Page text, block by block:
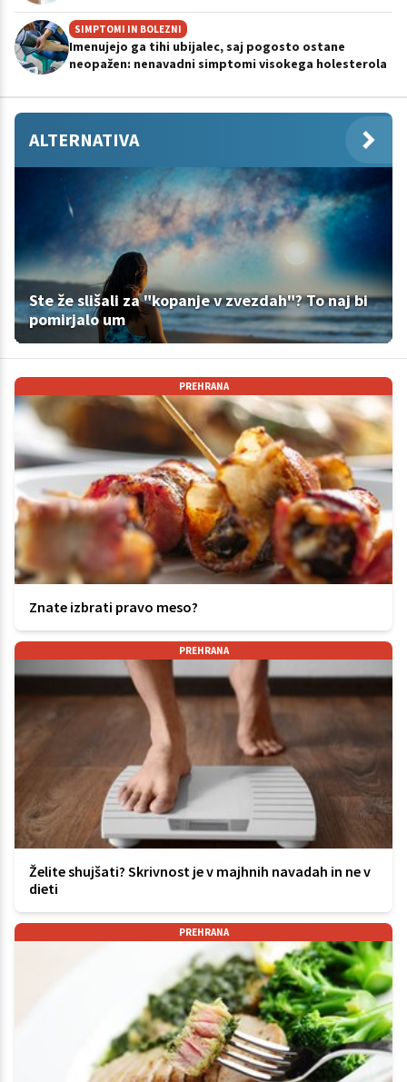
SIMPTOMI IN BOLEZNI
Imenujejo ga tihi ubijalec, saj pogosto ostane
neopažen: nenavadni simptomi visokega holesterola
ALTERNATIVA
Ste že slišali za "kopanje v zvezdah"? To naj bi
pomirjalo um
PREHRANA
Znate izbrati pravo meso?
PREHRANA
Želite shujšati? Skrivnost je v majhnih navadah in ne v
dieti
PREHRANA